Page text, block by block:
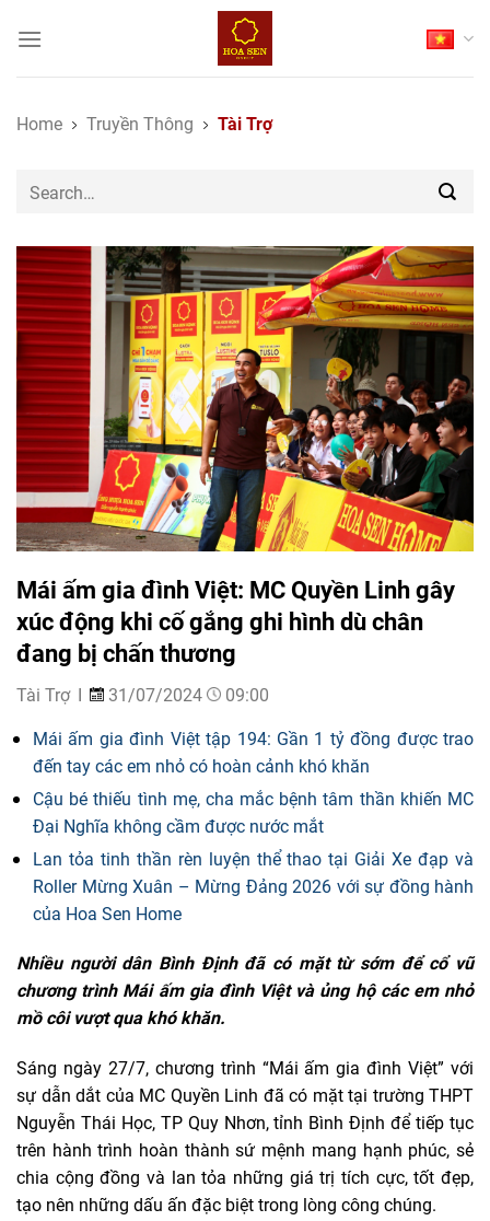
Home Truyền Thông Tài Trợ
Mái ấm gia đình Việt: MC Quyền Linh gây
xúc động khi cố gắng ghi hình dù chân
đang bị chấn thương
Tài Trợ 31/07/2024
09:00
Mái ấm gia đình Việt tập 194: Gần 1 tỷ đồng được trao
đến tay các em nhỏ có hoàn cảnh khó khăn
Cậu bé thiếu tình mẹ, cha mắc bệnh tâm thần khiến MC
Đại Nghĩa không cầm được nước mắt
Lan tỏa tinh thần rèn luyện thể thao tại Giải Xe đạp và
Roller Mừng Xuân – Mừng Đảng 2026 với sự đồng hành
của Hoa Sen Home
Nhiều người dân Bình Định đã có mặt từ sớm để cổ vũ
chương trình Mái ấm gia đình Việt và ủng hộ các em nhỏ
mồ côi vượt qua khó khăn.
Sáng ngày 27/7, chương trình “Mái ấm gia đình Việt” với
sự dẫn dắt của MC Quyền Linh đã có mặt tại trường THPT
Nguyễn Thái Học, TP Quy Nhơn, tỉnh Bình Định để tiếp tục
trên hành trình hoàn thành sứ mệnh mang hạnh phúc, sẻ
chia cộng đồng và lan tỏa những giá trị tích cực, tốt đẹp,
tạo nên những dấu ấn đặc biệt trong lòng công chúng.